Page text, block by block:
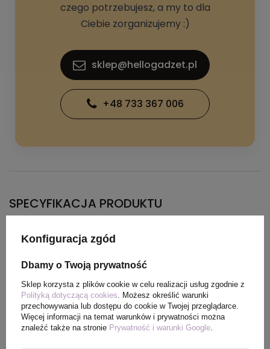
czego potrzebujesz, a my to dla
Ciebie zorganizujemy :)
sklep@hellogadzet.pl
+48 733 367 006
SPECYFIKACJA PRODUKTU
Materiał
Kolor czarny
Konfiguracja zgód
Dbamy o Twoją prywatność
Sklep korzysta z plików cookie w celu realizacji usług zgodnie z
Polityką dotyczącą cookies . Możesz określić warunki
przechowywania lub dostępu do cookie w Twojej przeglądarce.
Więcej informacji na temat warunków i prywatności można
znaleźć także na stronie Prywatność i warunki Google